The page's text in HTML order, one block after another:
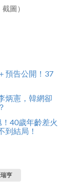
圖）
預告公開！37
炳憲，韓網卻
40歲年齡差火
到結局！
亨